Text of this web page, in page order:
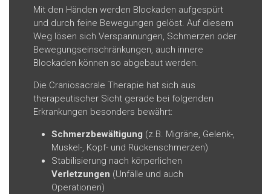
Mit den Händen werden Blockaden aufgespürt
und durch feine Bewegungen gelöst. Auf diesem
Weg lösen sich Verspannungen, Schmerzen oder
Bewegungseinschränkungen, auch innere
Blockaden können so abgebaut werden.
Die Craniosacrale Therapie hat sich aus
therapeutischer Sicht gerade bei folgenden
Erkrankungen besonders bewährt:
Schmerzbewältigung (z.B. Migräne, Gelenk-,
Muskel-, Kopf- und Rückenschmerzen)
Stabilisierung nach körperlichen
Verletzungen (Unfälle und auch
Operationen)